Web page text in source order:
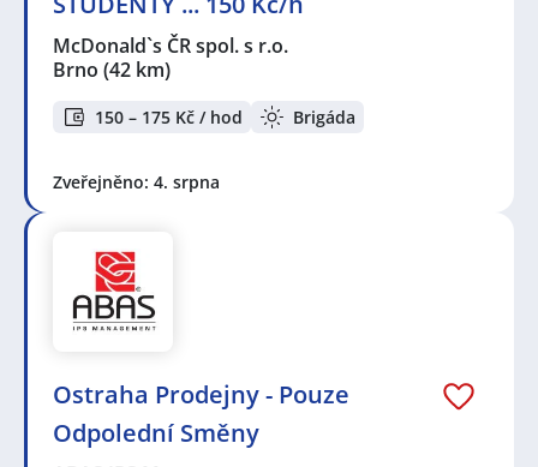
McDonald`s ČR spol. s r.o.
Brno (42 km)
150 – 175 Kč / hod Brigáda
Zveřejněno: 4. srpna
Ostraha Prodejny - Pouze
Odpolední Směny